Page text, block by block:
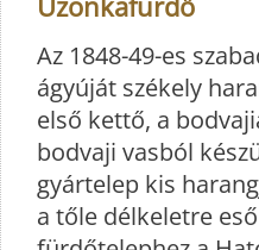
Az 1848-49-es
ágyúját székely
első kettő, a
bodvaji vasból
gyártelep kis
a tőle délkeletre